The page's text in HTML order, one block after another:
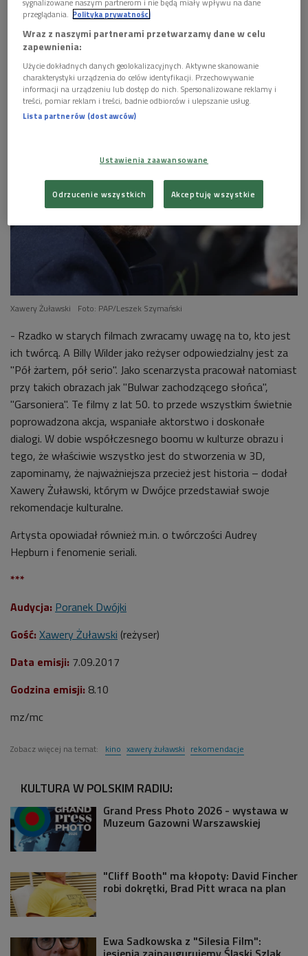
Xawery Żuławski poleca twórczość filmową
Audrey Hepburn (Poranek Dwójki)
 01'27
Xawery Żuławski o książce Doroty Masłowskiej
"Jak przejąć kontrolę nad światem, nie wychodząc
z domu" (Poranek Dwójki)
seriali (Poranek Dwójki)
 01'51 
Xawery Żuławski o swych inspiracjach muzycznych
(Poranek Dwójki)
Xawery Żuławski Foto: PAP/Leszek Szymański
- Rzadko w starych filmach zwracamy uwagę na to, kto jest
ich twórcą. A Billy Wilder jako reżyser odpowiedzialny jest za
"Pół żartem, pół serio". Jako scenarzysta pracował natomiast
przy takich obrazach jak "Bulwar zachodzącego słońca",
"Garsoniera". Te filmy z lat 50. to przede wszystkim świetnie
poprowadzona akcja, wspaniałe aktorstwo i doskonałe
dialogi. W dobie współczesnego boomu w kulturze obrazu i
tego, że właściwie wszystko jest do stworzenia w 3D,
zapominamy, że najważniejsza przecież jest historia – dodał
Xawery Żuławski, którym w Dwójce przedstawiał swoje
rekomendacje kulturalne.
Artysta opowiadał również m.in. o twórczości Audrey
Hepburn i fenomenie seriali.
***
Audycja: Poranek Dwójki
Gość: Xawery Żuławski (reżyser)
Data emisji: 7.09.2017
Godzina emisji: 8.10
mz/mc
Zobacz więcej na temat: kino xawery żuławski rekomendacje
KULTURA W POLSKIM RADIU:
Grand Press Photo 2026 - wystawa w
Muzeum Gazowni Warszawskiej
"Cliff Booth" ma kłopoty: David Fincher
robi dokrętki, Brad Pitt wraca na plan
Ewa Sadkowska z "Silesia Film":
przeglądania. Polityka prywatności
Wraz z naszymi partnerami przetwarzamy dane w celu
zapewnienia:
Użycie dokładnych danych geolokalizacyjnych. Aktywne skanowanie
charakterystyki urządzenia do celów identyfikacji. Przechowywanie
informacji na urządzeniu lub dostęp do nich. Spersonalizowane reklamy i
treści, pomiar reklam i treści, badnie odbiorców i ulepszanie usług.
Lista partnerów (dostawców)
Ustawienia zaawansowane
Odrzucenie wszystkich Akceptuję wszystkie